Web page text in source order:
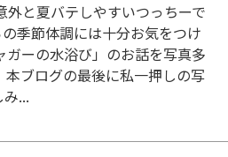
外と夏バテしやすいつっちーで
季節体調には十分お気をつけ
ガーの水浴び」のお話を写真多
本ブログの最後に私一押しの写
...